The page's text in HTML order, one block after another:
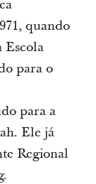
quando
Escola
para o
para a
Ele já
Regional